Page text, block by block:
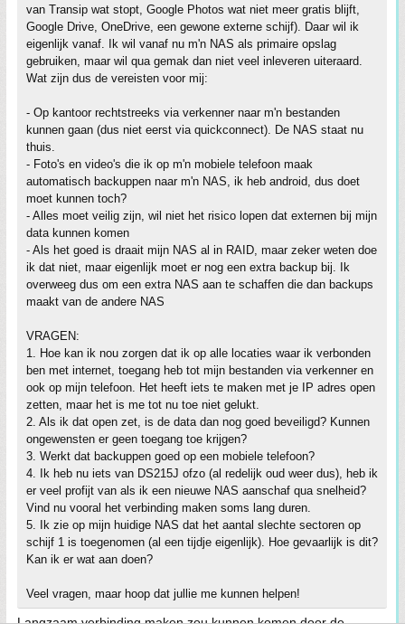
van Transip wat stopt, Google Photos wat niet meer gratis blijft,
Google Drive, OneDrive, een gewone externe schijf). Daar wil ik
eigenlijk vanaf. Ik wil vanaf nu m'n NAS als primaire opslag
gebruiken, maar wil qua gemak dan niet veel inleveren uiteraard.
Wat zijn dus de vereisten voor mij:
- Op kantoor rechtstreeks via verkenner naar m'n bestanden
kunnen gaan (dus niet eerst via quickconnect). De NAS staat nu
thuis.
- Foto's en video's die ik op m'n mobiele telefoon maak
automatisch backuppen naar m'n NAS, ik heb android, dus doet
moet kunnen toch?
- Alles moet veilig zijn, wil niet het risico lopen dat externen bij mijn
data kunnen komen
- Als het goed is draait mijn NAS al in RAID, maar zeker weten doe
ik dat niet, maar eigenlijk moet er nog een extra backup bij. Ik
overweeg dus om een extra NAS aan te schaffen die dan backups
maakt van de andere NAS
VRAGEN:
1. Hoe kan ik nou zorgen dat ik op alle locaties waar ik verbonden
ben met internet, toegang heb tot mijn bestanden via verkenner en
ook op mijn telefoon. Het heeft iets te maken met je IP adres open
zetten, maar het is me tot nu toe niet gelukt.
2. Als ik dat open zet, is de data dan nog goed beveiligd? Kunnen
ongewensten er geen toegang toe krijgen?
3. Werkt dat backuppen goed op een mobiele telefoon?
4. Ik heb nu iets van DS215J ofzo (al redelijk oud weer dus), heb ik
er veel profijt van als ik een nieuwe NAS aanschaf qua snelheid?
Vind nu vooral het verbinding maken soms lang duren.
5. Ik zie op mijn huidige NAS dat het aantal slechte sectoren op
schijf 1 is toegenomen (al een tijdje eigenlijk). Hoe gevaarlijk is dit?
Kan ik er wat aan doen?
Veel vragen, maar hoop dat jullie me kunnen helpen!
Langzaam verbinding maken zou kunnen komen door de